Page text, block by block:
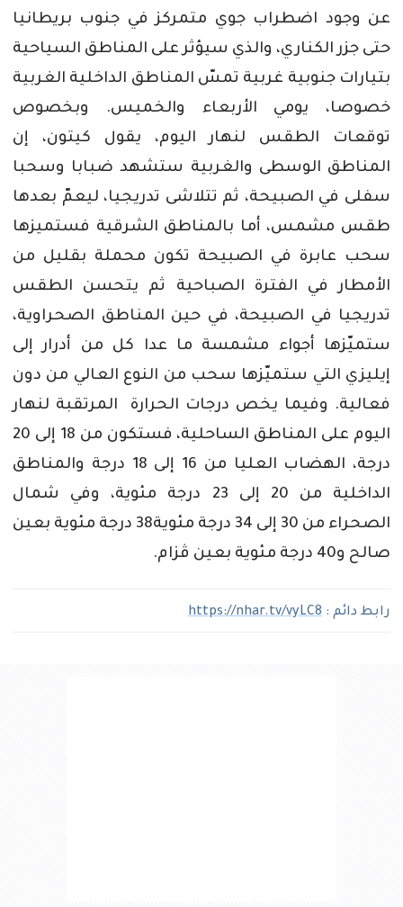
عن وجود اضطراب جوي‮ ‬متمركز في‮ ‬جنوب بريطانيا
حتى جزر الكناري،‮ ‬والذي‮ ‬سيؤثر على المناطق السياحية
بتيارات جنوبية‮ ‬غربية تمسّ‮ ‬المناطق الداخلية الغربية
خصوصا،‮ ‬يومي‮ ‬الأربعاء والخميس‮. ‬وبخصوص
توقعات الطقس لنهار اليوم،‮ ‬يقول كيتون،‮ ‬إن
المناطق الوسطى والغربية ستشهد ضبابا وسحبا
سفلى في‮ ‬الصبيحة،‮ ‬ثم تتلاشى تدريجيا،‮ ‬ليعمّ‮ ‬بعدها
طقس مشمس،‮ ‬أما بالمناطق الشرقية فستميزها
سحب عابرة في‮ ‬الصبيحة تكون محملة بقليل من
الأمطار في‮ ‬الفترة الصباحية ثم‮ ‬يتحسن الطقس
‬ستميّزها أجواء مشمسة ما عدا كل من أدرار إلى
إيليزي‮ ‬التي‮ ‬ستميّزها سحب من النوع العالي‮ ‬من دون
فعالية‮. ‬وفيما‮ ‬يخص درجات الحرارة‮ ‬المرتقبة لنهار
اليوم على المناطق الساحلية،‮ ‬فستكون من 18 ‬إلى 20
‬درجة،‮ ‬الهضاب العليا من 16 ‬إلى 18 ‬درجة والمناطق
الداخلية من 20 ‬إلى 23 ‬درجة مئوية،‮ ‬وفي‮ ‬شمال
الصحراء من 30 ‬إلى 34 ‬درجة مئوية38 ‬درجة مئوية بعين
صالح و40 ‬درجة مئوية بعين ڤزام‮.‬
رابط دائم : https://nhar.tv/vyLC8